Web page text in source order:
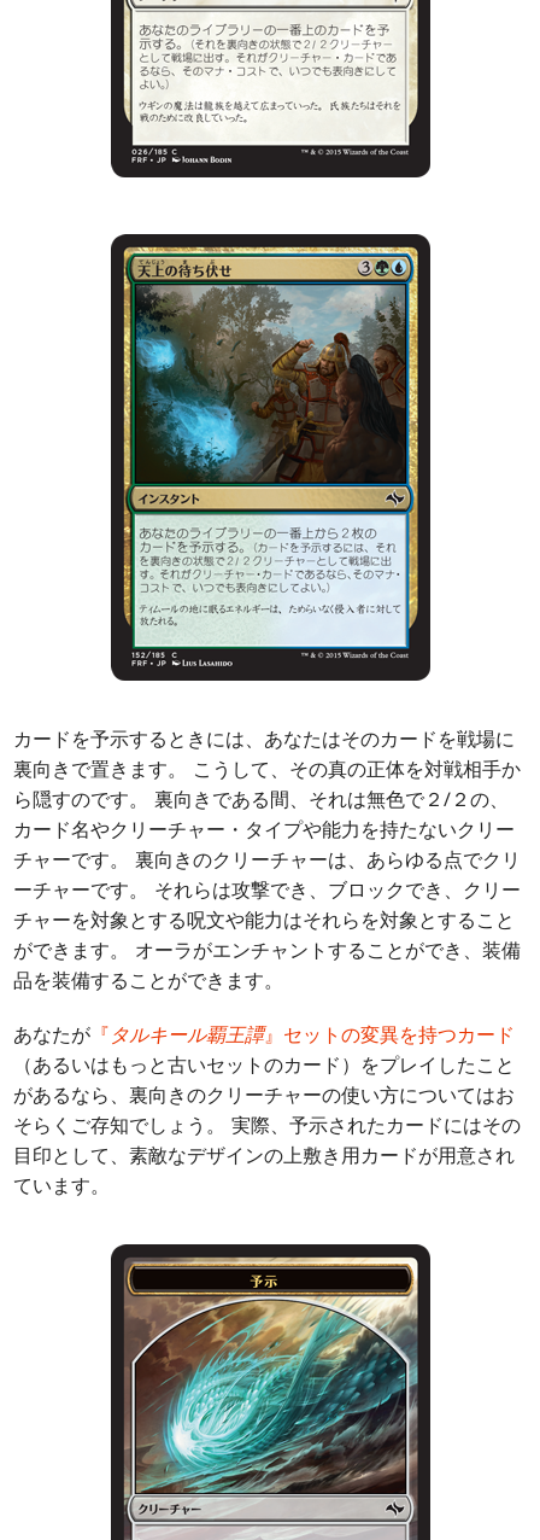
カードを予示するときには、あなたはそのカードを戦場に
裏向きで置きます。 こうして、その真の正体を対戦相手か
ら隠すのです。 裏向きである間、それは無色で２/２の、
カード名やクリーチャー・タイプや能力を持たないクリー
チャーです。 裏向きのクリーチャーは、あらゆる点でクリ
ーチャーです。 それらは攻撃でき、ブロックでき、クリー
チャーを対象とする呪文や能力はそれらを対象とすること
ができます。 オーラがエンチャントすることができ、装備
品を装備することができます。
あなたが 『タルキール覇王譚』セットの変異を持つカード
（あるいはもっと古いセットのカード）をプレイしたこと
があるなら、裏向きのクリーチャーの使い方についてはお
そらくご存知でしょう。 実際、予示されたカードにはその
目印として、素敵なデザインの上敷き用カードが用意され
ています。